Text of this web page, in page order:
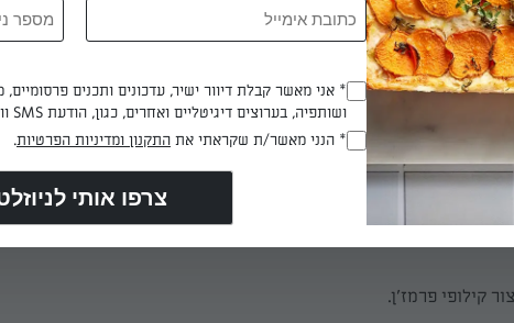
רכות ומקבלות חריכה קלה.
או קולפן ליצור רצועות דקות מכמות הדלעת הנוספת.
קילופי פרמז'ן.
(חובה)
* אני מאשר קבלת דיוור ישיר, עדכונים ותכנים
ושותפיה, בערוצים דיגיטליים ואחרים, כגון, הודעת SMS וואטסאפ, מייל
(חובה)
* הנני מאשר/ת שקראתי את התקנון ומדיניות הפרטיות.